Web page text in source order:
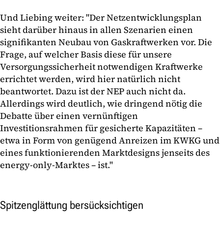
Und Liebing weiter: "Der Netzentwicklungsplan
sieht darüber hinaus in allen Szenarien einen
signifikanten Neubau von Gaskraftwerken vor. Die
Frage, auf welcher Basis diese für unsere
Versorgungssicherheit notwendigen Kraftwerke
errichtet werden, wird hier natürlich nicht
beantwortet. Dazu ist der NEP auch nicht da.
Allerdings wird deutlich, wie dringend nötig die
Debatte über einen vernünftigen
Investitionsrahmen für gesicherte Kapazitäten –
etwa in Form von genügend Anreizen im KWKG und
eines funktionierenden Marktdesigns jenseits des
energy-only-Marktes – ist."
Spitzenglättung bersücksichtigen